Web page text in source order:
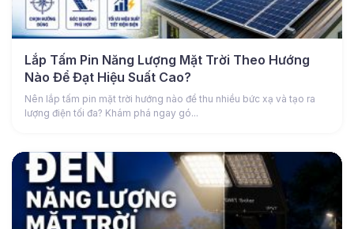
Lắp Tấm Pin Năng Lượng Mặt Trời Theo Hướng
Nào Để Đạt Hiệu Suất Cao?
Nên lắp tấm pin mặt trời hướng nào để thu nhiều bức xạ và tạo ra
lượng điện tối đa? Khám phá ngay gó...